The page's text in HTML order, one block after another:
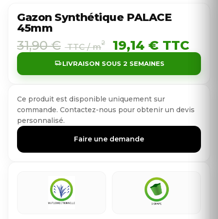
Gazon Synthétique PALACE
45mm
31,90€ TTC/ m2 19,14 € TTC
LIVRAISON SOUS 2 SEMAINES
Ce produit est disponible uniquement sur
commande. Contactez-nous pour obtenir un devis
personnalisé.
Faire une demande